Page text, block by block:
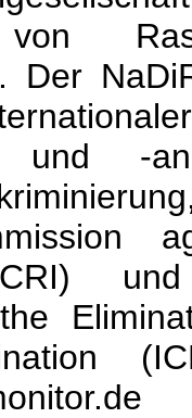
von
Der
und -